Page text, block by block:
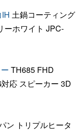
土鍋コーティング
ーホワイト JPC-
TH685 FHD
応 スピーカー 3D
ン トリプルヒータ